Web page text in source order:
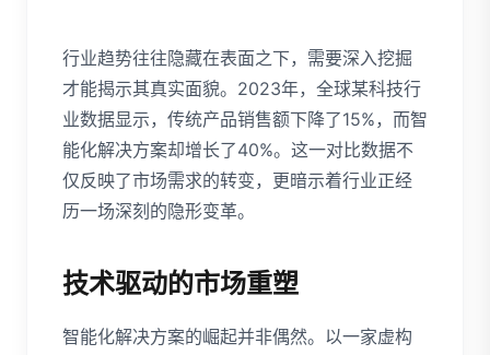
行业趋势往往隐藏在表面之下，需要深入挖掘
才能揭示其真实面貌。2023年，全球某科技行
业数据显示，传统产品销售额下降了15%，而智
能化解决方案却增长了40%。这一对比数据不
仅反映了市场需求的转变，更暗示着行业正经
历一场深刻的隐形变革。
技术驱动的市场重塑
智能化解决方案的崛起并非偶然。以一家虚构